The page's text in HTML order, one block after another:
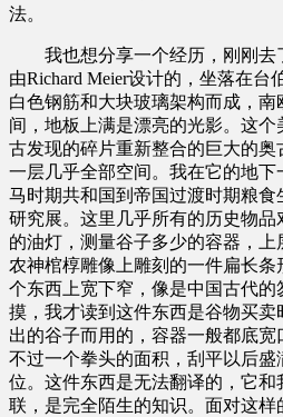
法。
我也想分享一个经历，刚刚去
由Richard Meier设计的，坐落在台
白色钢筋和大块玻璃架构而成，
间，地板上满是漂亮的光影。这
古发现的碎片重新整合的巨大的
一层几乎全部空间。我在它的地
马时期共和国到帝国过渡时期粮
研究展。这里几乎所有的历史物
的油灯，测量谷子多少的容器，
农神棺椁雕像上雕刻的一件扁长
个东西上宽下窄，像是中国古代
摸，我才读到这件东西是谷物买
出的谷子而用的，容器一般都底
不过一个拳头的面积，刮平以后
位。这件东西是无法翻译的，它
联，是完全陌生的知识。面对这样